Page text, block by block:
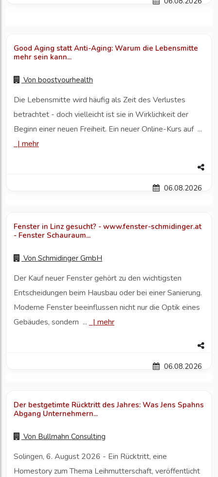
Good Aging statt Anti-Aging: Warum die Lebensmitte
mehr sein kann...
Von boostyourhealth
Die Lebensmitte wird häufig als Zeit des Verlustes
betrachtet - doch vielleicht ist sie in Wirklichkeit der
Beginn einer neuen Freiheit. Ein neuer Online-Kurs auf ...
| mehr
06.08.2026
Fenster in Linz gesucht? - www.fenster-schmidinger.at
- Fenster Schauraum...
Von Schmidinger GmbH
Der Kauf neuer Fenster gehört zu den wichtigsten
Entscheidungen beim Hausbau oder bei einer Sanierung.
Moderne Fenster beeinflussen nicht nur die Optik eines
Gebäudes, sondern ...
| mehr
06.08.2026
Der bestgetimte Rücktritt des Jahres: Was Jens Spahns
Abgang Unternehmern...
Von Bullmahn Consulting
Solingen, 6. August 2026 - Ein Rücktritt, eine
Homestory zum Thema Leihmutterschaft, veröffentlicht